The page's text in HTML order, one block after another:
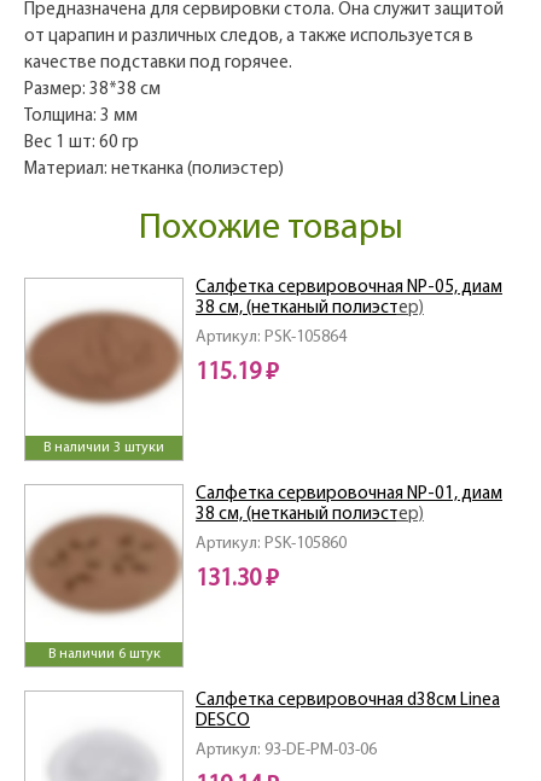
Предназначена для сервировки стола. Она служит защитой
от царапин и различных следов, а также используется в
качестве подставки под горячее.
Размер: 38*38 см
Толщина: 3 мм
Вес 1 шт: 60 гр
Материал: нетканка (полиэстер)
Похожие товары
В наличии 3 штуки
Артикул: PSK-105864
Салфетка сервировочная NP-05, диам
38 см, (нетканый полиэстер)
115.19 ₽
В наличии 6 штук
Артикул: PSK-105860
Салфетка сервировочная NP-01, диам
38 см, (нетканый полиэстер)
131.30 ₽
Артикул: 93-DE-PM-03-06
Салфетка сервировочная d38см Linea
DESCO